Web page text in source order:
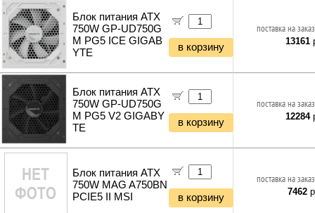
Фонари и мобильные светильники
Мультитулы и ножи
Инструменты и техника прочее
Блок питания ATX
750W GP-UD750G
M PG5 ICE GIGAB
YTE
в корзину
поставка на
13161
Блок питания ATX
750W GP-UD750G
M PG5 V2 GIGABY
TE
в корзину
поставка на
12284
Блок питания ATX
750W MAG A750BN
PCIE5 II MSI
в корзину
поставка на
7462